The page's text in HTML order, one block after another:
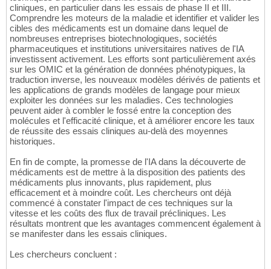
cliniques, en particulier dans les essais de phase II et III.
Comprendre les moteurs de la maladie et identifier et valider les
cibles des médicaments est un domaine dans lequel de
nombreuses entreprises biotechnologiques, sociétés
pharmaceutiques et institutions universitaires natives de l'IA
investissent activement. Les efforts sont particulièrement axés
sur les OMIC et la génération de données phénotypiques, la
traduction inverse, les nouveaux modèles dérivés de patients et
les applications de grands modèles de langage pour mieux
exploiter les données sur les maladies. Ces technologies
peuvent aider à combler le fossé entre la conception des
molécules et l'efficacité clinique, et à améliorer encore les taux
de réussite des essais cliniques au-delà des moyennes
historiques.
En fin de compte, la promesse de l'IA dans la découverte de
médicaments est de mettre à la disposition des patients des
médicaments plus innovants, plus rapidement, plus
efficacement et à moindre coût. Les chercheurs ont déjà
commencé à constater l'impact de ces techniques sur la
vitesse et les coûts des flux de travail précliniques. Les
résultats montrent que les avantages commencent également à
se manifester dans les essais cliniques.
Les chercheurs concluent :